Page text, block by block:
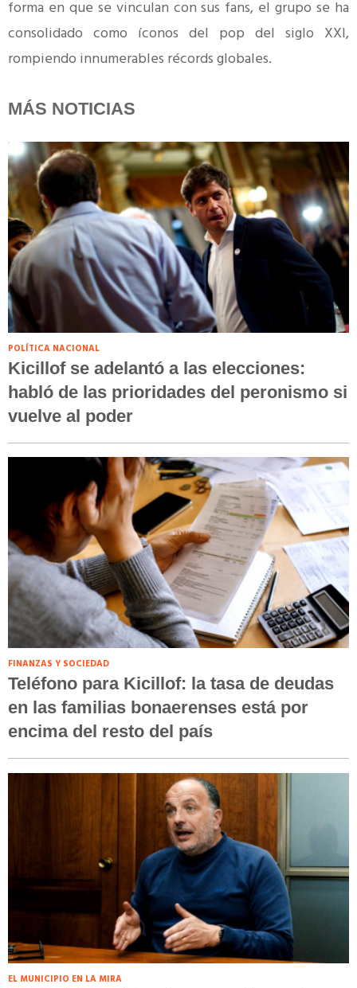
forma en que se vinculan con sus fans, el grupo se ha
consolidado como íconos del pop del siglo XXI,
rompiendo innumerables récords globales.
MÁS NOTICIAS
POLÍTICA NACIONAL
Kicillof se adelantó a las elecciones:
habló de las prioridades del peronismo si
vuelve al poder
FINANZAS Y SOCIEDAD
Teléfono para Kicillof: la tasa de deudas
en las familias bonaerenses está por
encima del resto del país
EL MUNICIPIO EN LA MIRA